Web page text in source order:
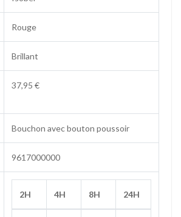
Rouge
Brillant
37,95 €
Bouchon avec bouton poussoir
9617000000
2H 4H 8H 24H